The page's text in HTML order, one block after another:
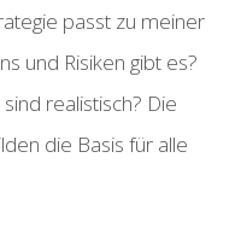
passt zu meiner
und Risiken gibt es?
realistisch? Die
die Basis für alle